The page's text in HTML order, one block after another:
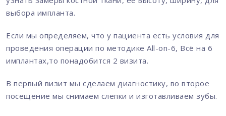
выбора импланта.
Если мы определяем, что у пациента есть условия для
проведения операции по методике All-on-6, Всё на 6
имплантах,то понадобится 2 визита.
В первый визит мы сделаем диагностику, во второе
посещение мы снимаем слепки и изготавливаем зубы.